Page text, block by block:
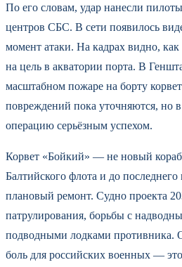
По его словам, удар нанесли
центров СБС. В сети появилось
момент атаки. На кадрах видно, как
на цель в акватории порта. В
масштабном пожаре на борту
повреждений пока уточняются, но
операцию серьёзным успехом.
Корвет «Бойкий» — не новый
Балтийского флота и до
плановый ремонт. Судно проекта
патрулирования, борьбы с
подводными лодками противника.
боль для российских военных —